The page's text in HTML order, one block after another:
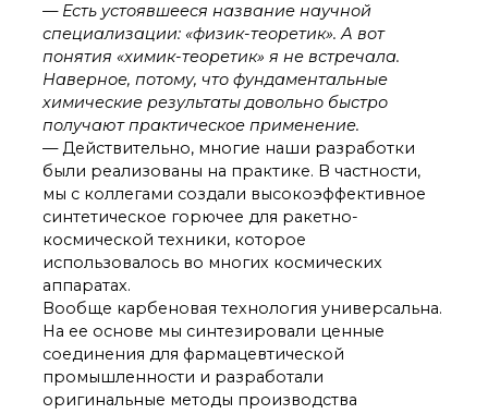
— Есть устоявшееся название научной
специализации: «физик-теоретик». А вот
понятия «химик-теоретик» я не встречала.
Наверное, потому, что фундаментальные
химические результаты довольно быстро
получают практическое применение.
— Действительно, многие наши разработки
были реализованы на практике. В частности,
мы с коллегами создали высокоэффективное
синтетическое горючее для ракетно-
космической техники, которое
использовалось во многих космических
аппаратах.
Вообще карбеновая технология универсальна.
На ее основе мы синтезировали ценные
соединения для фармацевтической
промышленности и разработали
оригинальные методы производства